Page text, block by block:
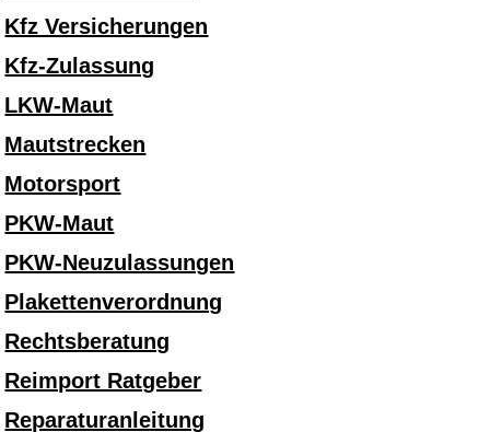
Kfz Versicherungen
Kfz-Zulassung
LKW-Maut
Mautstrecken
Motorsport
PKW-Maut
PKW-Neuzulassungen
Plakettenverordnung
Rechtsberatung
Reimport Ratgeber
Reparaturanleitung